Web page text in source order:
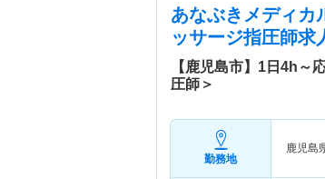
あなぶきメディカ
ッサージ指圧師求
【鹿児島市】1日4h～
圧師＞
勤務地
鹿児島